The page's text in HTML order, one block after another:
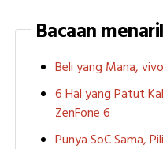
Bacaan
Beli yang Mana,
6 Hal yang Patut
ZenFone 6
Punya SoC Sama,